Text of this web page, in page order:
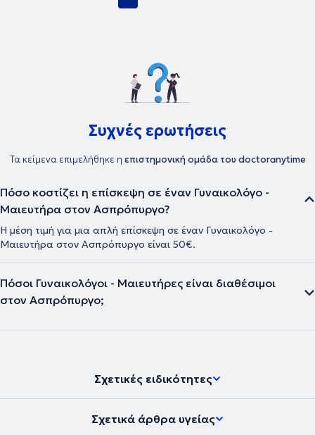
Συχνές ερωτήσεις
Τα κείμενα επιμελήθηκε η επιστημονική ομάδα του doctoranytime
Πόσο κοστίζει η επίσκεψη σε έναν Γυναικολόγο -
Μαιευτήρα στον Ασπρόπυργο?
Η μέση τιμή για μια απλή επίσκεψη σε έναν Γυναικολόγο -
Μαιευτήρα στον Ασπρόπυργο είναι 50€.
Πόσοι Γυναικολόγοι - Μαιευτήρες είναι διαθέσιμοι
στον Ασπρόπυργο;
Σχετικές ειδικότητες
Σχετικά άρθρα υγείας